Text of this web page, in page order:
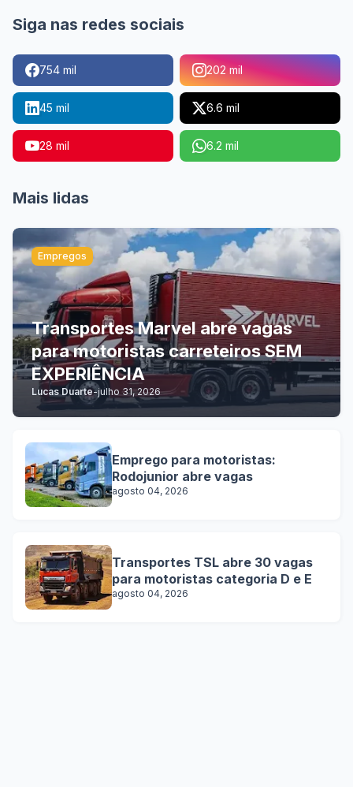
Siga nas redes sociais
754 mil 202 mil
45 mil 6.6 mil
28 mil 6.2 mil
Mais lidas
Empregos
Transportes Marvel abre vagas
para motoristas carreteiros SEM
EXPERIÊNCIA
Lucas Duarte-julho 31, 2026
Emprego para motoristas:
Rodojunior abre vagas
agosto 04, 2026
Transportes TSL abre 30 vagas
para motoristas categoria D e E
agosto 04, 2026